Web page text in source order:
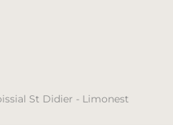
St Didier - Limonest